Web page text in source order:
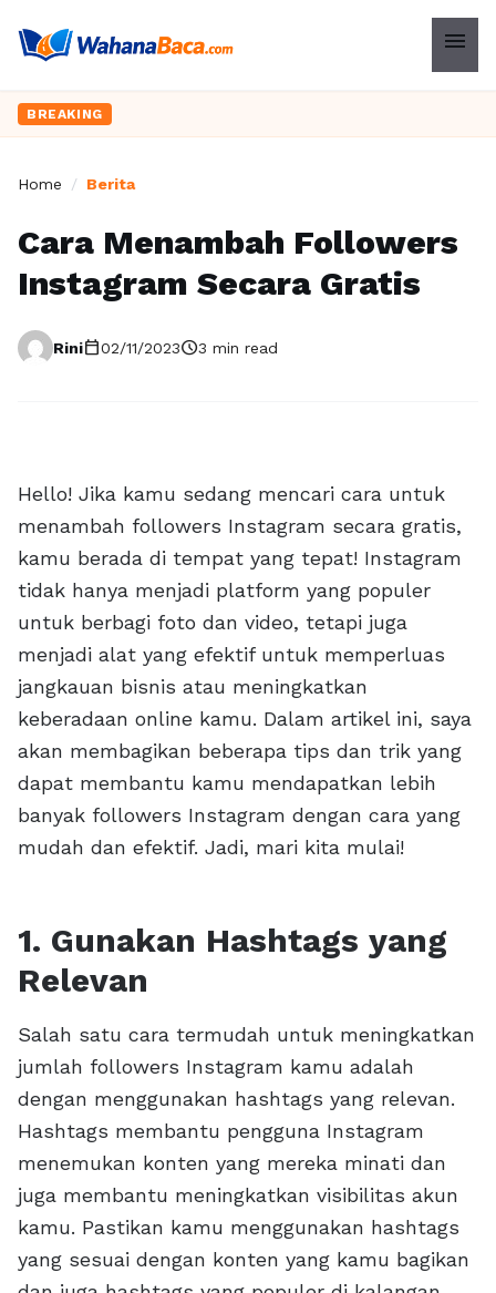
menu
BREAKING
Home / Berita
Cara Menambah Followers
Instagram Secara Gratis
Rinicalendar_today02/11/2023schedule3 min read
Hello! Jika kamu sedang mencari cara untuk
menambah followers Instagram secara gratis,
kamu berada di tempat yang tepat! Instagram
tidak hanya menjadi platform yang populer
untuk berbagi foto dan video, tetapi juga
menjadi alat yang efektif untuk memperluas
jangkauan bisnis atau meningkatkan
keberadaan online kamu. Dalam artikel ini, saya
akan membagikan beberapa tips dan trik yang
dapat membantu kamu mendapatkan lebih
banyak followers Instagram dengan cara yang
mudah dan efektif. Jadi, mari kita mulai!
1. Gunakan Hashtags yang
Relevan
Salah satu cara termudah untuk meningkatkan
jumlah followers Instagram kamu adalah
dengan menggunakan hashtags yang relevan.
Hashtags membantu pengguna Instagram
menemukan konten yang mereka minati dan
juga membantu meningkatkan visibilitas akun
kamu. Pastikan kamu menggunakan hashtags
yang sesuai dengan konten yang kamu bagikan